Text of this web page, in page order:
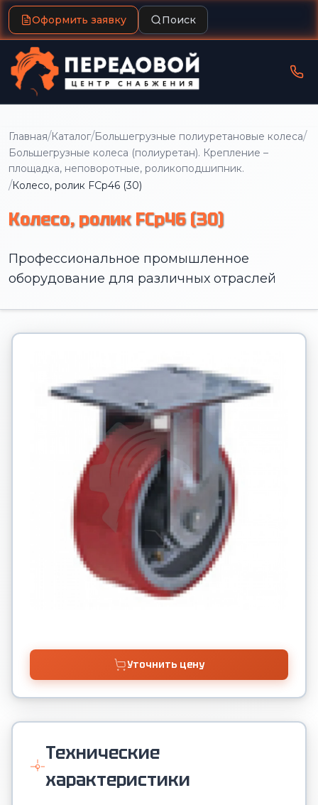
Оформить заявку Поиск
Главная/Каталог/Большегрузные полиуретановые колеса/
Большегрузные колеса (полиуретан). Крепление –
площадка, неповоротные, роликоподшипник.
/Колесо, ролик FCp46 (30)
Колесо, ролик FCp46 (30)
Профессиональное промышленное
оборудование для различных отраслей
Уточнить цену
Технические
характеристики